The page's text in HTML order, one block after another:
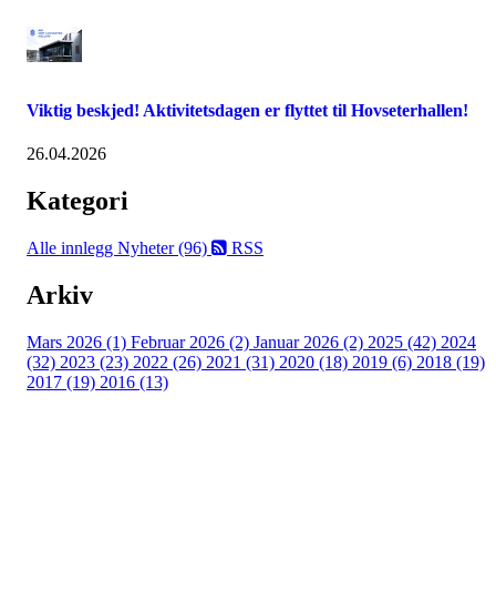
Viktig beskjed! Aktivitetsdagen er flyttet til Hovseterhallen!
26.04.2026
Kategori
Alle innlegg Nyheter (96) RSS
Arkiv
Mars 2026 (1) Februar 2026 (2) Januar 2026 (2) 2025 (42) 2024
(32) 2023 (23) 2022 (26) 2021 (31) 2020 (18) 2019 (6) 2018 (19)
2017 (19) 2016 (13)